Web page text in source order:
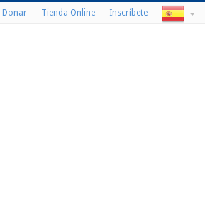
Donar Tienda Online Inscríbete